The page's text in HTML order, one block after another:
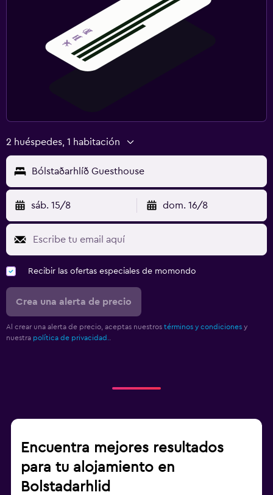
2 huéspedes, 1 habitación
Bólstaðarhlíð Guesthouse
sáb. 15/8 dom. 16/8
Recibir las ofertas especiales de momondo
Crea una alerta de precio
Al crear una alerta de precio, aceptas nuestros términos y condiciones y
nuestra política de privacidad.
Encuentra mejores resultados
para tu alojamiento en
Bolstadarhlid